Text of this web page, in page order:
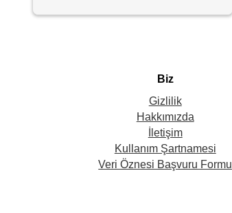
Biz
Gizlilik
Hakkımızda
İletişim
Kullanım Şartnamesi
Veri Öznesi Başvuru Formu